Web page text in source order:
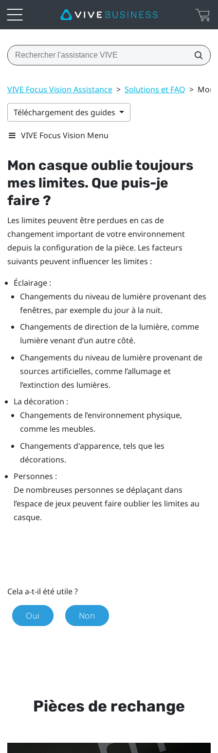
VIVE Focus Vision Assistance > Solutions et FAQ > Mon
Téléchargement des guides
VIVE Focus Vision Menu
Mon casque oublie toujours
mes limites. Que puis-je
faire ?
Les limites peuvent être perdues en cas de
changement important de votre environnement
depuis la configuration de la pièce. Les facteurs
suivants peuvent influencer les limites :
Éclairage :
Changements du niveau de lumière provenant des
fenêtres, par exemple du jour à la nuit.
Changements de direction de la lumière, comme
lumière venant d’un autre côté.
Changements du niveau de lumière provenant de
sources artificielles, comme l’allumage et
l’extinction des lumières.
La décoration :
Changements de l’environnement physique,
comme les meubles.
Changements d'apparence, tels que les
décorations.
Personnes :
De nombreuses personnes se déplaçant dans
l’espace de jeux peuvent faire oublier les limites au
casque.
Cela a-t-il été utile ?
Oui Non
Pièces de rechange